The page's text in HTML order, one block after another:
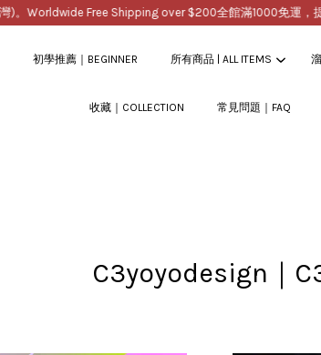
Free Shipping over $200全館滿1000免運，提供超商
初學推薦｜BEGINNER 所有商品 | ALL ITEMS
收藏｜COLLECTION 常見問題｜FAQ
C3yoyodesign｜